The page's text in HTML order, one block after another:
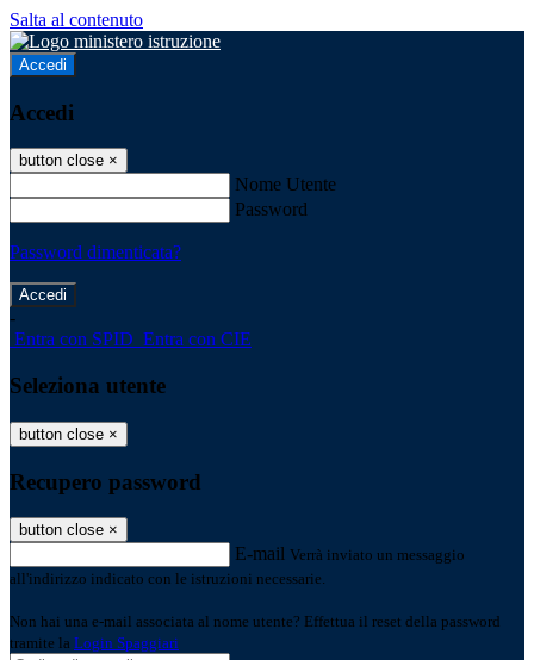
Salta al contenuto
Accedi
Accedi
button close ×
Nome Utente
Password
Password dimenticata?
-
Entra con SPID Entra con CIE
Seleziona utente
button close ×
Recupero password
button close ×
E-mail Verrà inviato un messaggio
all'indirizzo indicato con le istruzioni necessarie.
Non hai una e-mail associata al nome utente? Effettua il reset della password
tramite la Login Spaggiari